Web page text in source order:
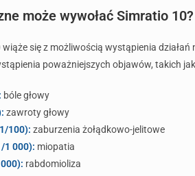
może wywołać Simratio 10?
się z możliwością wystąpienia
poważniejszych objawów, takich
bóle głowy
zawroty głowy
100): zaburzenia żołądkowo-jelitowe
1 000): miopatia
rabdomioliza